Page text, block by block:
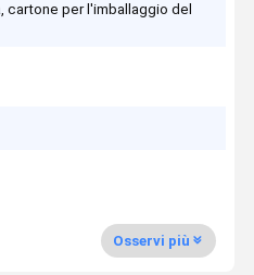
cartone per l'imballaggio del
Osservi più